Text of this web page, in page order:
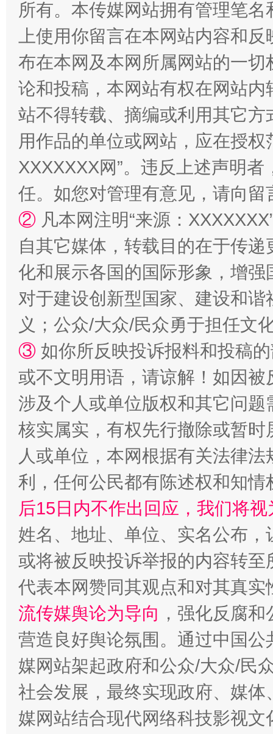
扯下公款旅游的“隐身衣” 如何以
“蜀中异人”王建安的艺术幻境
完善运行机制助力责任有效落实 一纸欠
东山县通报“牛蛙产品抗生素超标问题”
所有。本传媒网站拥有管理笔
上使用你留言在本网站内容和
布在本网及本网所属网站的一
论和投稿，本网站有权在网站
站不得转载、摘编或利用其它
用作品的单位或网站，应在授
XXXXXXX网”。违反上述声明
任。如您对管理有意见，请向
② 凡本网注明“来源：
自其它媒体，转载目的在于传
化和展示各国的国际形象，增
对于建设创新型国家、建设和
义；公众/大众/民众勇于担任文
③ 如你所反映投诉报料和投稿
或不文明用语，请谅解！如因
涉及个人或单位版权和其它问题
核实属实，有权先行撤除或暂
人或单位，本网根据有关法律
利，任何公民都有陈述权和知情
后15日内不作出回应，我们将
姓名、地址、单位、实名公布
或将被反映投诉举报的内容转
代表本网赞同其观点和对其真实
流传媒舆论为导向 ，强化反腐
营造良好舆论氛围。通过中国
媒网站架起政府和公众/大众/民
社会发展，最终实现政府、媒
媒网站结合现代网络科技影视